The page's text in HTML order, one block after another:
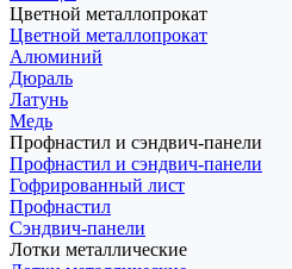
Цветной металлопрокат
Цветной металлопрокат
Алюминий
Дюраль
Латунь
Медь
Профнастил и сэндвич-панели
Профнастил и сэндвич-панели
Гофрированный лист
Профнастил
Сэндвич-панели
Лотки металлические